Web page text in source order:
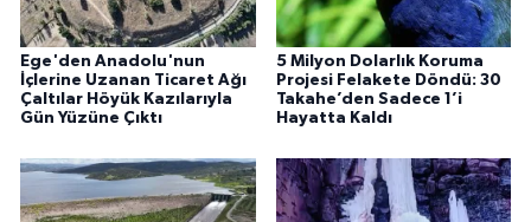
Ege'den Anadolu'nun
İçlerine Uzanan Ticaret Ağı
Çaltılar Höyük Kazılarıyla
Gün Yüzüne Çıktı
5 Milyon Dolarlık Koruma
Projesi Felakete Döndü: 30
Takahe’den Sadece 1’i
Hayatta Kaldı